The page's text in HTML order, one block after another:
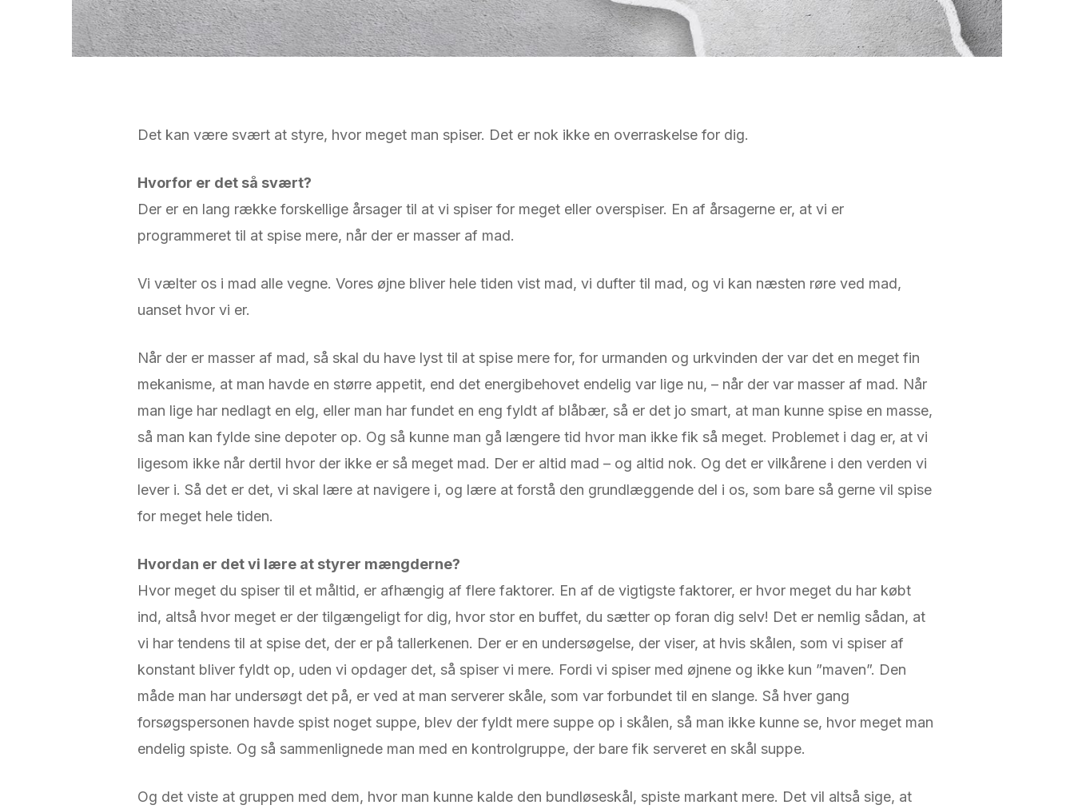
Det kan være svært at styre, hvor meget man spiser. Det er nok ikke en overraskelse for dig.
Hvorfor er det så svært?
Der er en lang række forskellige årsager til at vi spiser for meget eller overspiser. En af årsagerne er, at vi er
programmeret til at spise mere, når der er masser af mad.
Vi vælter os i mad alle vegne. Vores øjne bliver hele tiden vist mad, vi dufter til mad, og vi kan næsten røre ved mad,
uanset hvor vi er.
Når der er masser af mad, så skal du have lyst til at spise mere for, for urmanden og urkvinden der var det en meget fin
mekanisme, at man havde en større appetit, end det energibehovet endelig var lige nu, – når der var masser af mad. Når
man lige har nedlagt en elg, eller man har fundet en eng fyldt af blåbær, så er det jo smart, at man kunne spise en masse,
så man kan fylde sine depoter op. Og så kunne man gå længere tid hvor man ikke fik så meget. Problemet i dag er, at vi
ligesom ikke når dertil hvor der ikke er så meget mad. Der er altid mad – og altid nok. Og det er vilkårene i den verden vi
lever i. Så det er det, vi skal lære at navigere i, og lære at forstå den grundlæggende del i os, som bare så gerne vil spise
for meget hele tiden.
Hvordan er det vi lære at styrer mængderne?
Hvor meget du spiser til et måltid, er afhængig af flere faktorer. En af de vigtigste faktorer, er hvor meget du har købt
ind, altså hvor meget er der tilgængeligt for dig, hvor stor en buffet, du sætter op foran dig selv! Det er nemlig sådan, at
vi har tendens til at spise det, der er på tallerkenen. Der er en undersøgelse, der viser, at hvis skålen, som vi spiser af
konstant bliver fyldt op, uden vi opdager det, så spiser vi mere. Fordi vi spiser med øjnene og ikke kun ”maven”. Den
måde man har undersøgt det på, er ved at man serverer skåle, som var forbundet til en slange. Så hver gang
forsøgspersonen havde spist noget suppe, blev der fyldt mere suppe op i skålen, så man ikke kunne se, hvor meget man
endelig spiste. Og så sammenlignede man med en kontrolgruppe, der bare fik serveret en skål suppe.
Og det viste at gruppen med dem, hvor man kunne kalde den bundløseskål, spiste markant mere. Det vil altså sige, at